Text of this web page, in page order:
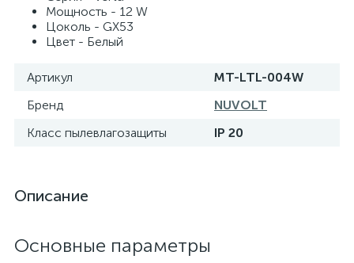
Мощность - 12 W
Цоколь - GX53
Цвет - Белый
Артикул
MT-LTL-004W
Бренд
NUVOLT
Класс пылевлагозащиты
IP 20
Описание
Основные параметры